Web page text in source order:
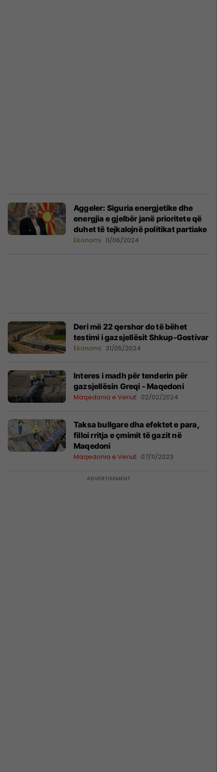
Aggeler: Siguria energjetike dhe
energjia e gjelbër janë prioritete që
duhet të tejkalojnë politikat partiake
Ekonomi 11/06/2024
Deri më 22 qershor do të bëhet
testimi i gazsjellësit Shkup-Gostivar
Ekonomi 31/05/2024
Interes i madh për tenderin për
gazsjellësin Greqi - Maqedoni
Maqedonia e Veriut 02/02/2024
Taksa bullgare dha efektet e para,
filloi rritja e çmimit të gazit në
Maqedoni
Maqedonia e Veriut 07/11/2023